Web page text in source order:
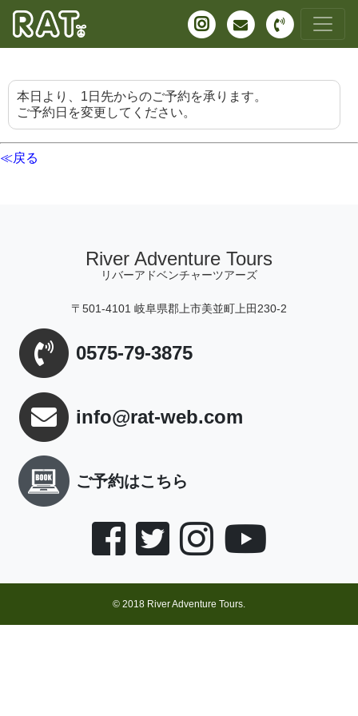
本日より、1日先からのご予約を承ります。
ご予約日を変更してください。
≪戻る
River Adventure Tours
リバーアドベンチャーツアーズ
〒501-4101 岐阜県郡上市美並町上田230-2
0575-79-3875
info@rat-web.com
ご予約はこちら
© 2018 River Adventure Tours.